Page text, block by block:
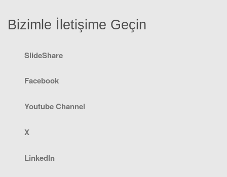
Bizimle İletişime Geçin
SlideShare
Facebook
Youtube Channel
X
LinkedIn